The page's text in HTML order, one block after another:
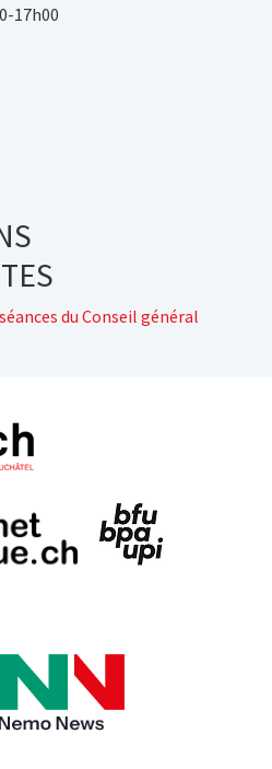
17h00
du Conseil général